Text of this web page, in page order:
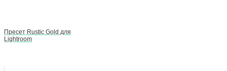
Пресет Rustic Gold для
Lightroom